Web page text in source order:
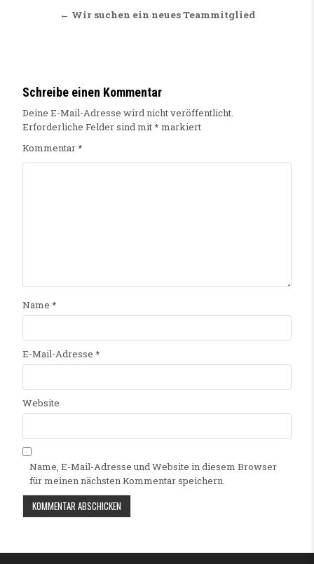
← Wir suchen ein neues Teammitglied
Schreibe einen Kommentar
Deine E-Mail-Adresse wird nicht veröffentlicht.
Erforderliche Felder sind mit* markiert
Kommentar*
Name *
E-Mail-Adresse *
Website
Name, E-Mail-Adresse und Website in diesem Browser
für meinen nächsten Kommentar speichern.